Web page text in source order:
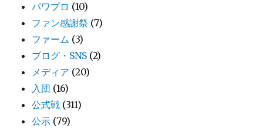
パワプロ (10)
ファン感謝祭 (7)
ファーム (3)
ブログ・SNS (2)
メディア (20)
入団 (16)
公式戦 (311)
公示 (79)